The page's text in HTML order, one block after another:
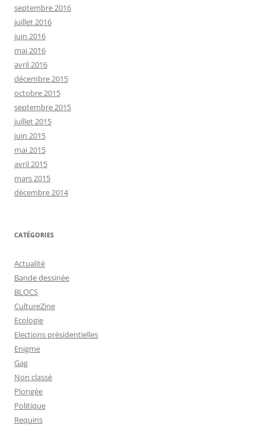
septembre 2016
juillet 2016
juin 2016
mai 2016
avril 2016
décembre 2015
octobre 2015
septembre 2015
juillet 2015
juin 2015
mai 2015
avril 2015
mars 2015
décembre 2014
CATÉGORIES
Actualité
Bande dessinée
BLOCS
CultureZine
Ecologie
Elections présidentielles
Enigme
Gag
Non classé
Plongée
Politique
Requins